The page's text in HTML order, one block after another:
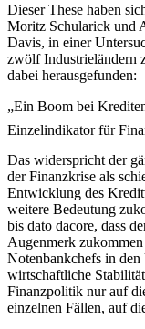
Dieser These haben
Moritz Schularick und
Davis, in einer
zwölf Industrieländern
dabei herausgefunden:
„Ein Boom bei
Einzelindikator für
Das widerspricht der
der Finanzkrise als
Entwicklung des
weitere Bedeutung
bis dato dacore, dass
Augenmerk
Notenbankchefs in
wirtschaftliche
Finanzpolitik nur auf
einzelnen Fällen, auf